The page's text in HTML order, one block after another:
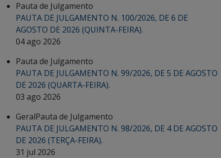
Pauta de Julgamento
PAUTA DE JULGAMENTO N. 100/2026, DE 6 DE
AGOSTO DE 2026 (QUINTA-FEIRA).
04 ago 2026
Pauta de Julgamento
PAUTA DE JULGAMENTO N. 99/2026, DE 5 DE AGOSTO
DE 2026 (QUARTA-FEIRA).
03 ago 2026
GeralPauta de Julgamento
PAUTA DE JULGAMENTO N. 98/2026, DE 4 DE AGOSTO
DE 2026 (TERÇA-FEIRA).
31 jul 2026